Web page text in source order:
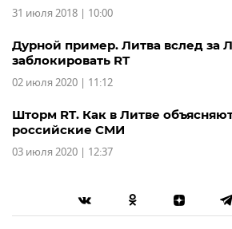
31 июля 2018 | 10:00
Дурной пример. Литва вслед за
заблокировать RT
02 июля 2020 | 11:12
Шторм RT. Как в Литве
российские СМИ
03 июля 2020 | 12:37